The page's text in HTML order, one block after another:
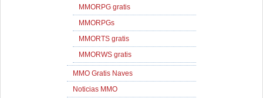
MMORPG gratis
MMORPGs
MMORTS gratis
MMORWS gratis
MMO Gratis Naves
Noticias MMO